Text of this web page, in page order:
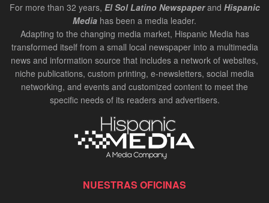
For more than 32 years, El Sol Latino Newspaperand Hispanic
Media has been a media leader.
Adapting to the changing media market, Hispanic Media has
transformed itself from a small local newspaper into a multimedia
news and information source that includes a network of websites,
niche publications, custom printing, e-newsletters, social media
networking, and events and customized content to meet the
specific needs of its readers and advertisers.
NUESTRAS OFICINAS